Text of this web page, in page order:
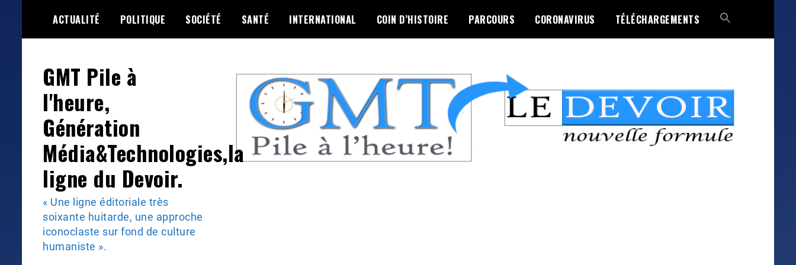
content
ACTUALITÉ POLITIQUE SOCIÉTÉ SANTÉ INTERNATIONAL COIN D’HISTOIRE PARCOURS CORONAVIRUS TÉLÉCHARGEMENTS
GMT Pile à
l'heure,
Génération
Média&Technologies,la
ligne du Devoir.
« Une ligne éditoriale très
soixante huitarde, une approche
iconoclaste sur fond de culture
humaniste ».